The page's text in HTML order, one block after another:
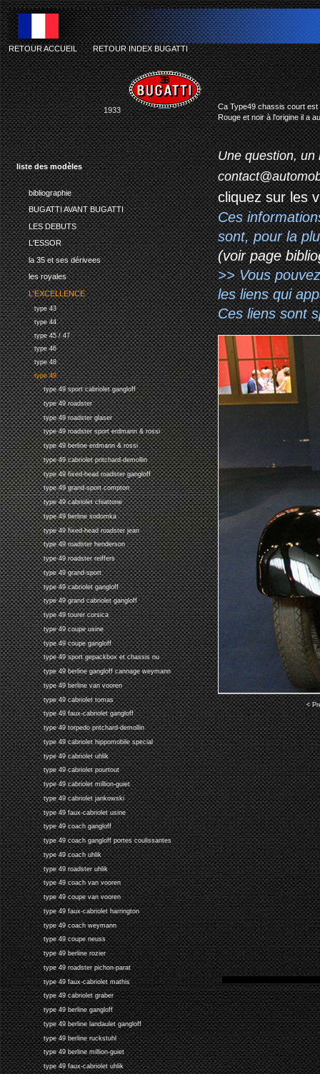
liste des modèles
bibliographie
BUGATTI AVANT BUGATTI
LES DEBUTS
L'ESSOR
la 35 et ses dérivees
les royales
L'EXCELLENCE
type 43
type 44
type 45 / 47
type 46
type 48
type 49
type 49 sport cabriolet gangloff
type 49 roadster
type 49 roadster glaser
type 49 roadster sport erdmann & rossi
type 49 berline erdmann & rossi
type 49 cabriolet pritchard-demollin
type 49 fixed-head roadster gangloff
type 49 grand-sport compton
type 49 cabriolet chiattone
type 49 berline sodomka
type 49 fixed-head roadster jean
type 49 roadster henderson
type 49 roadster reiffers
type 49 grand-sport
type 49 cabriolet gangloff
type 49 grand cabriolet gangloff
type 49 tourer corsica
type 49 coupe usine
type 49 coupe gangloff
type 49 sport gepackbox et chassis nu
type 49 berline gangloff cannage weymann
type 49 berline van vooren
type 49 cabriolet tomas
type 49 faux-cabriolet gangloff
type 49 torpedo pritchard-demollin
type 49 cabriolet hippomobile special
type 49 cabriolet uhlik
type 49 cabriolet pourtout
type 49 cabriolet million-guiet
type 49 cabriolet jankowski
type 49 faux-cabriolet usine
type 49 coach gangloff
type 49 coach gangloff portes coulissantes
type 49 coach uhlik
type 49 roadster uhlik
type 49 coach van vooren
type 49 coupe van vooren
type 49 faux-cabriolet harrington
type 49 coach weymann
type 49 coupe neuss
type 49 berline rozier
type 49 roadster pichon-parat
type 49 faux-cabriolet mathis
type 49 cabriolet graber
type 49 berline gangloff
type 49 berline landaulet gangloff
type 49 berline ruckstuhl
type 49 berline million-guiet
type 49 faux-cabriolet uhlik
RETOUR ACCUEIL-RETOUR INDEX BUGATTI
1933
Ca Type49 chassis court
Rouge et noir à l'origine il a
Une question, un
cliquez sur les
Ces
sont, pour la
(voir page
>> Vous
les liens qui
Ces liens sont
<